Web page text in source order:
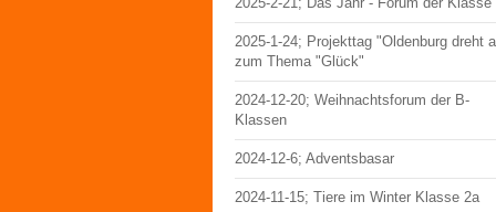
2025-1-24; Projekttag "Oldenburg dreht
zum Thema "Glück"
2024-12-20; Weihnachtsforum der B-
Klassen
2024-12-6; Adventsbasar
2024-11-15; Tiere im Winter Klasse 2a